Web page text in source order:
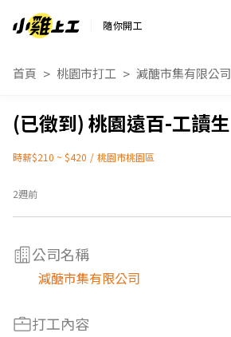
隨你開工
首頁 桃園市打工 減醣市集有限公司
桃園遠百-工讀生
時薪$210 ~ $420 / 桃園市桃園區
2週前
公司名稱
減醣市集有限公司
打工內容